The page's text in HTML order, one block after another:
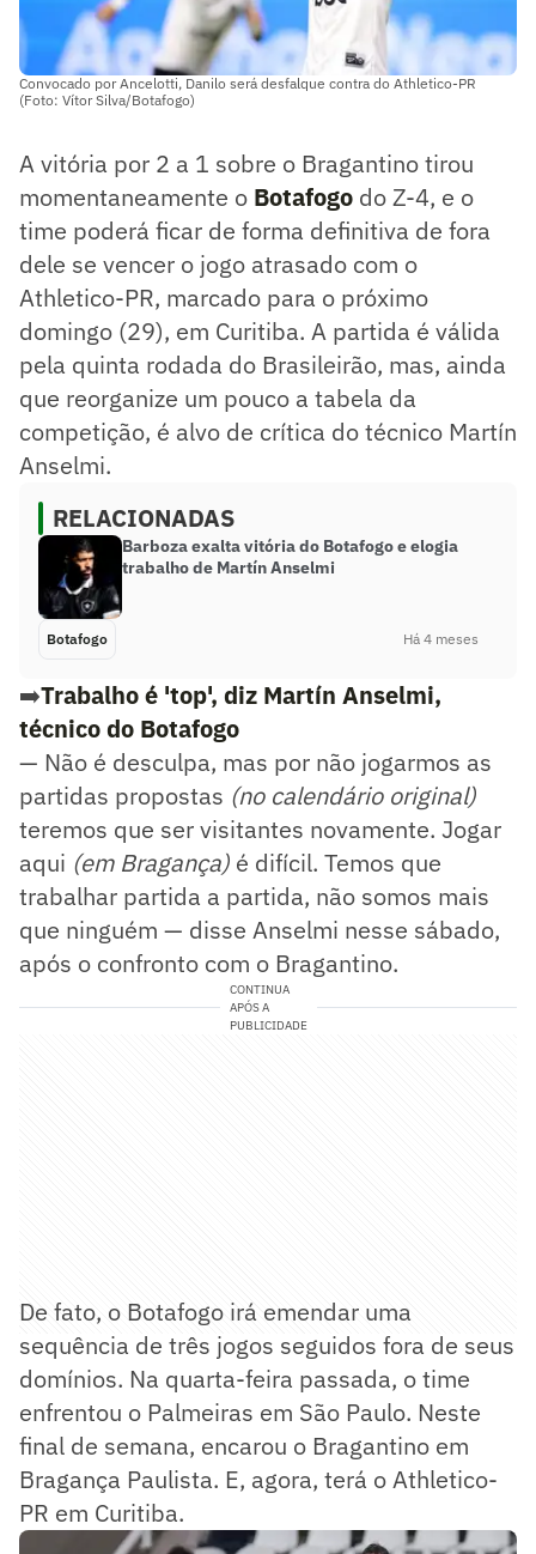
Convocado por Ancelotti, Danilo será desfalque contra do Athletico-PR
(Foto: Vítor Silva/Botafogo)
A vitória por 2 a 1 sobre o Bragantino tirou
momentaneamente o Botafogo do Z-4, e o
time poderá ficar de forma definitiva de fora
dele se vencer o jogo atrasado com o
Athletico-PR, marcado para o próximo
domingo (29), em Curitiba. A partida é válida
pela quinta rodada do Brasileirão, mas, ainda
que reorganize um pouco a tabela da
competição, é alvo de crítica do técnico Martín
Anselmi.
RELACIONADAS
Barboza exalta vitória do Botafogo e elogia
trabalho de Martín Anselmi
Botafogo Há 4 meses
➡️Trabalho é 'top', diz Martín Anselmi,
técnico do Botafogo
— Não é desculpa, mas por não jogarmos as
partidas propostas (no calendário original)
teremos que ser visitantes novamente. Jogar
aqui (em Bragança) é difícil. Temos que
trabalhar partida a partida, não somos mais
que ninguém — disse Anselmi nesse sábado,
após o confronto com o Bragantino.
CONTINUA
APÓS A
PUBLICIDADE
De fato, o Botafogo irá emendar uma
sequência de três jogos seguidos fora de seus
domínios. Na quarta-feira passada, o time
enfrentou o Palmeiras em São Paulo. Neste
final de semana, encarou o Bragantino em
Bragança Paulista. E, agora, terá o Athletico-
PR em Curitiba.